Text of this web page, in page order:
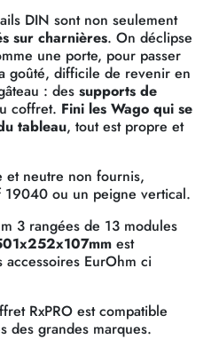
DIN sont non seulement
sur charnières. On déclipse
une porte, pour passer
goûté, difficile de revenir en
: des supports de
coffret. Fini les Wago qui se
tableau, tout est propre et
et neutre non fournis,
ou un peigne vertical.
3 rangées de 13 modules
est
EurOhm ci
RxPRO est compatible
des grandes marques.